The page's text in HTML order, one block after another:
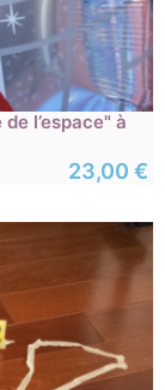
l’espace" à
23,00 €